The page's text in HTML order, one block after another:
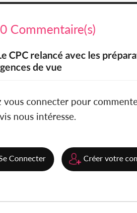
0 Commentaire(s)
CPC relancé avec les
de vue
vous connecter pour
nous intéresse.
Connecter Créer votre